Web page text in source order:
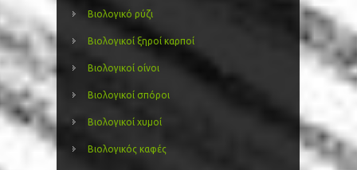
Βιολογικό ρύζι
Βιολογικοί ξηροί καρποί
Βιολογικοί οίνοι
Βιολογικοί σπόροι
Βιολογικοί χυμοί
Βιολογικός καφές